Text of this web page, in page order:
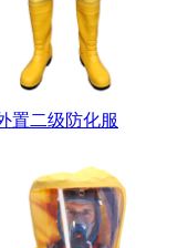
置二级防化服